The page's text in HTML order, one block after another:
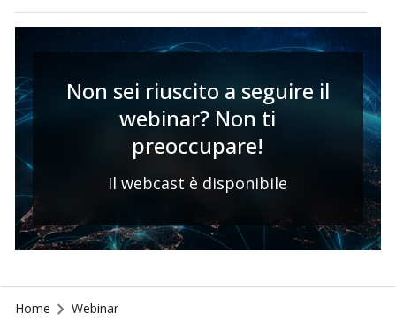
Non sei riuscito a seguire il
webinar? Non ti
preoccupare!
Il webcast è disponibile
Home Webinar